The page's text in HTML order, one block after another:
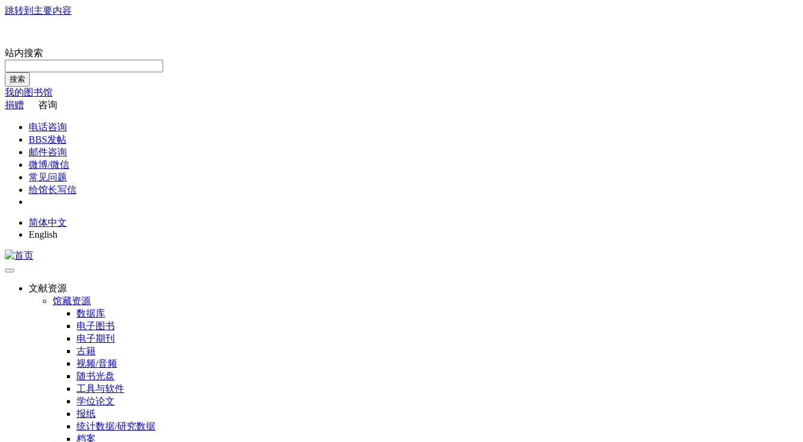
跳转到主要内容
站内搜索
搜索
我的图书馆
捐赠
咨询
电话咨询
BBS发帖
邮件咨询
微博/微信
常见问题
给馆长写信
简体中文
English
文献资源
馆藏资源
数据库
电子图书
电子期刊
古籍
视频/音频
随书光盘
工具与软件
学位论文
报纸
统计数据/研究数据
档案